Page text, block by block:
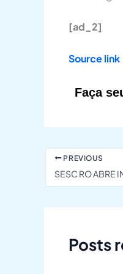
[ad_2]
Source link
Faça
PREVIOUS
Posts